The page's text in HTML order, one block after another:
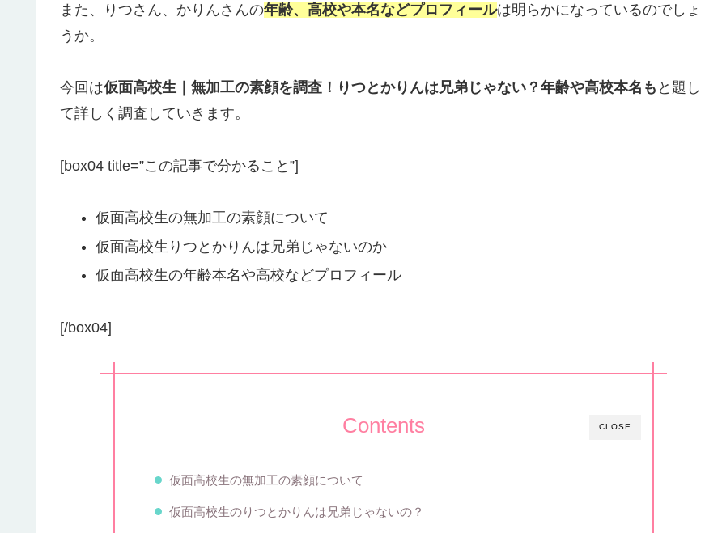
また、りつさん、かりんさんの年齢、高校や本名などプロフィールは明らかになっているのでしょ
うか。
今回は仮面高校生｜無加工の素顔を調査！りつとかりんは兄弟じゃない？年齢や高校本名も と題し
て詳しく調査していきます。
[box04 title=”この記事で分かること”]
仮面高校生の無加工の素顔について
仮面高校生りつとかりんは兄弟じゃないのか
仮面高校生の年齢本名や高校などプロフィール
[/box04]
CLOSE
Contents
仮面高校生の無加工の素顔について
仮面高校生のりつとかりんは兄弟じゃないの？